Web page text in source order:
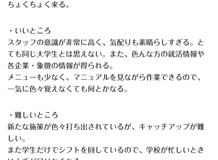
ちょくちょく来る。
・いいところ
スタッフの意識が非常に高く、気配りも素晴らしすぎる。と
ても同じ大学生とは思えない。また、色んな方の就活情報や
各企業・象徴の情報が得られる。
メニューも少なく、マニュアルを見ながら作業できるので、
一気に色々覚えなくても何とかなる。
・難しいところ
新たな施策が色々打ち出されているが、キャッチアップが難
しい。
また学生だけでシフトを回しているので、学校が忙しいとき